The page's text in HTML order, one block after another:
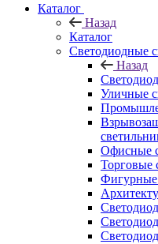
Каталог
Назад
Каталог
Светодиодные
Назад
Уличные
Офисные
Торговые
Фигурные